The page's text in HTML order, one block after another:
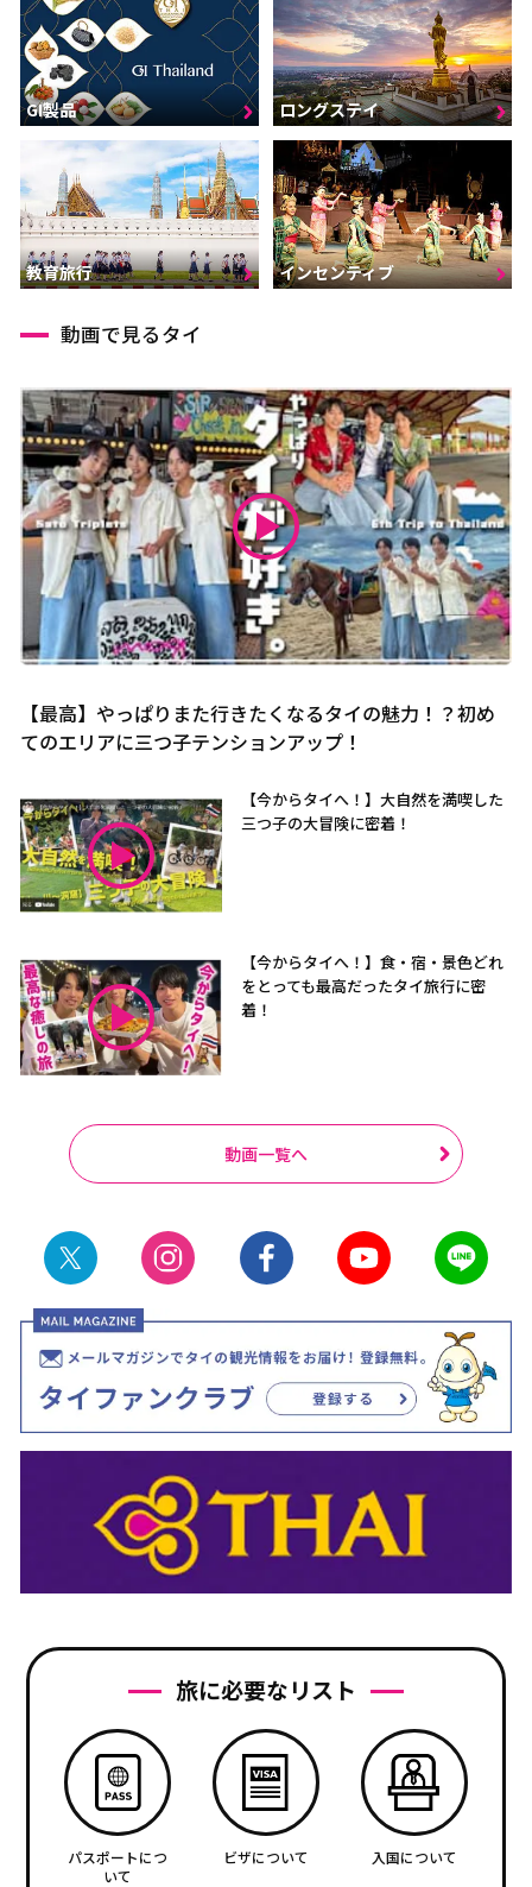
GI製品 ロングステイ
教育旅行 インセンティブ
動画で見るタイ
【最高】やっぱりまた行きたくなるタイの魅力！？初め
てのエリアに三つ子テンションアップ！
【今からタイへ！】大自然を満喫した
三つ子の大冒険に密着！
【今からタイへ！】食・宿・景色どれ
をとっても最高だったタイ旅行に密
着！
動画一覧へ
旅に必要なリスト
パスポートにつ
いて
ビザについて 入国について